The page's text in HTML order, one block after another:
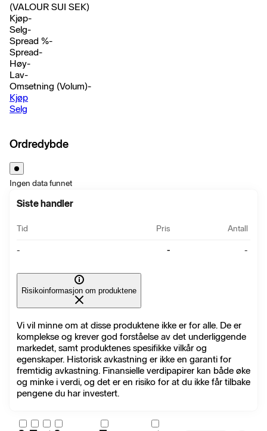
(VALOUR SUI SEK)
Kjøp-
Selg-
Spread %-
Spread-
Høy-
Lav-
Omsetning (Volum)-
Kjøp
Selg
Ordredybde
Ingen data funnet
Siste handler
Tid Pris Antall
- - -
Risikoinformasjon om produktene
Vi vil minne om at disse produktene ikke er for alle. De er
komplekse og krever god forståelse av det underliggende
markedet, samt produktenes spesifikke vilkår og
egenskaper. Historisk avkastning er ikke en garanti for
fremtidig avkastning. Finansielle verdipapirer kan både øke
og minke i verdi, og det er en risiko for at du ikke får tilbake
pengene du har investert.